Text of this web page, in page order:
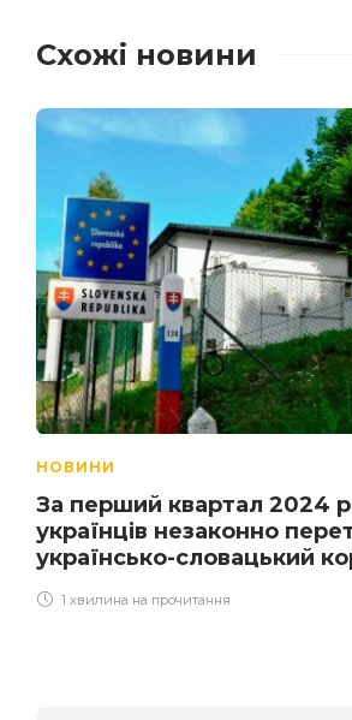
Схожі новини
НОВИНИ
За перший квартал 2024
українців незаконно
українсько-словацький
1 хвилина на прочитання